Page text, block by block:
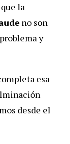
la
no son
y
esa
desde el